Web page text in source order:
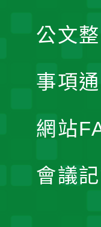
公文
事項
網站
會議